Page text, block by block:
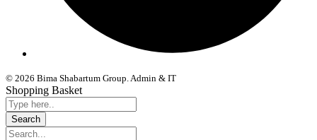
© 2026 Bima Shabartum Group. Admin & IT
Shopping Basket